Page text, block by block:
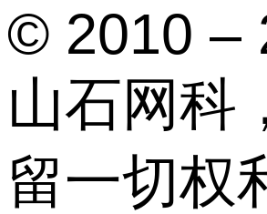
© 2010 –
山石网科
留一切权